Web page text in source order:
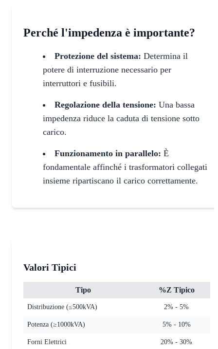
Perché l'impedenza è importante?
Protezione del sistema: Determina il
potere di interruzione necessario per
interruttori e fusibili.
Regolazione della tensione: Una bassa
impedenza riduce la caduta di tensione sotto
carico.
Funzionamento in parallelo: È
fondamentale affinché i trasformatori collegati
insieme ripartiscano il carico correttamente.
Valori Tipici
Tipo %Z Tipico
Distribuzione (≤500kVA) 2% - 5%
Potenza (≥1000kVA) 5% - 10%
Forni Elettrici 20% - 30%